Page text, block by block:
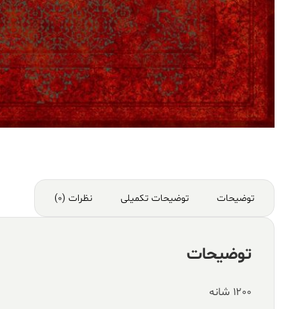
توضیحات توضیحات تکمیلی نظرات (0)
توضیحات
۱۲۰۰ شانه